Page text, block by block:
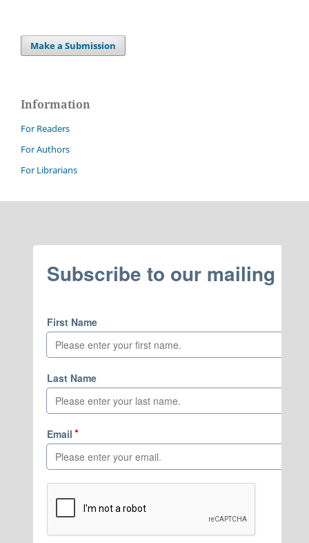
Make a Submission
Information
For Readers
For Authors
For Librarians